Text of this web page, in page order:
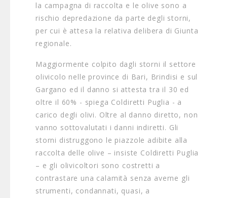
la campagna di raccolta e le olive sono a
rischio depredazione da parte degli storni,
per cui è attesa la relativa delibera di Giunta
regionale.
Maggiormente colpito dagli storni il settore
olivicolo nelle province di Bari, Brindisi e sul
Gargano ed il danno si attesta tra il 30 ed
oltre il 60% - spiega Coldiretti Puglia - a
carico degli olivi. Oltre al danno diretto, non
vanno sottovalutati i danni indiretti. Gli
storni distruggono le piazzole adibite alla
raccolta delle olive – insiste Coldiretti Puglia
– e gli olivicoltori sono costretti a
contrastare una calamità senza averne gli
strumenti, condannati, quasi, a